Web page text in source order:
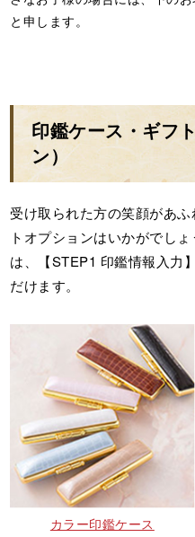
と申します。
印鑑ケース・ギフ
ン）
受け取られた方の笑顔があ
トオプションはいかがでし
は、【STEP1 印鑑情報入力
だけます。
カラー印鑑ケース